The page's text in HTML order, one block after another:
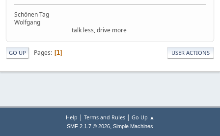
Schönen Tag
Wolfgang
talk less, drive more
GO UP Pages 1 USER ACTIONS
Help | Terms and Rules| Go Up ▲
SMF 2.1.7 © 2026, Simple Machines